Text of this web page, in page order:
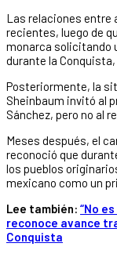
Las relaciones entre
recientes, luego de
monarca solicitando
durante la
Posteriormente, la
Sheinbaum invitó al
Sánchez, pero no al
Meses después, el
reconoció que
los pueblos
mexicano como un
Lee también: “No
reconoce avance
Conquista